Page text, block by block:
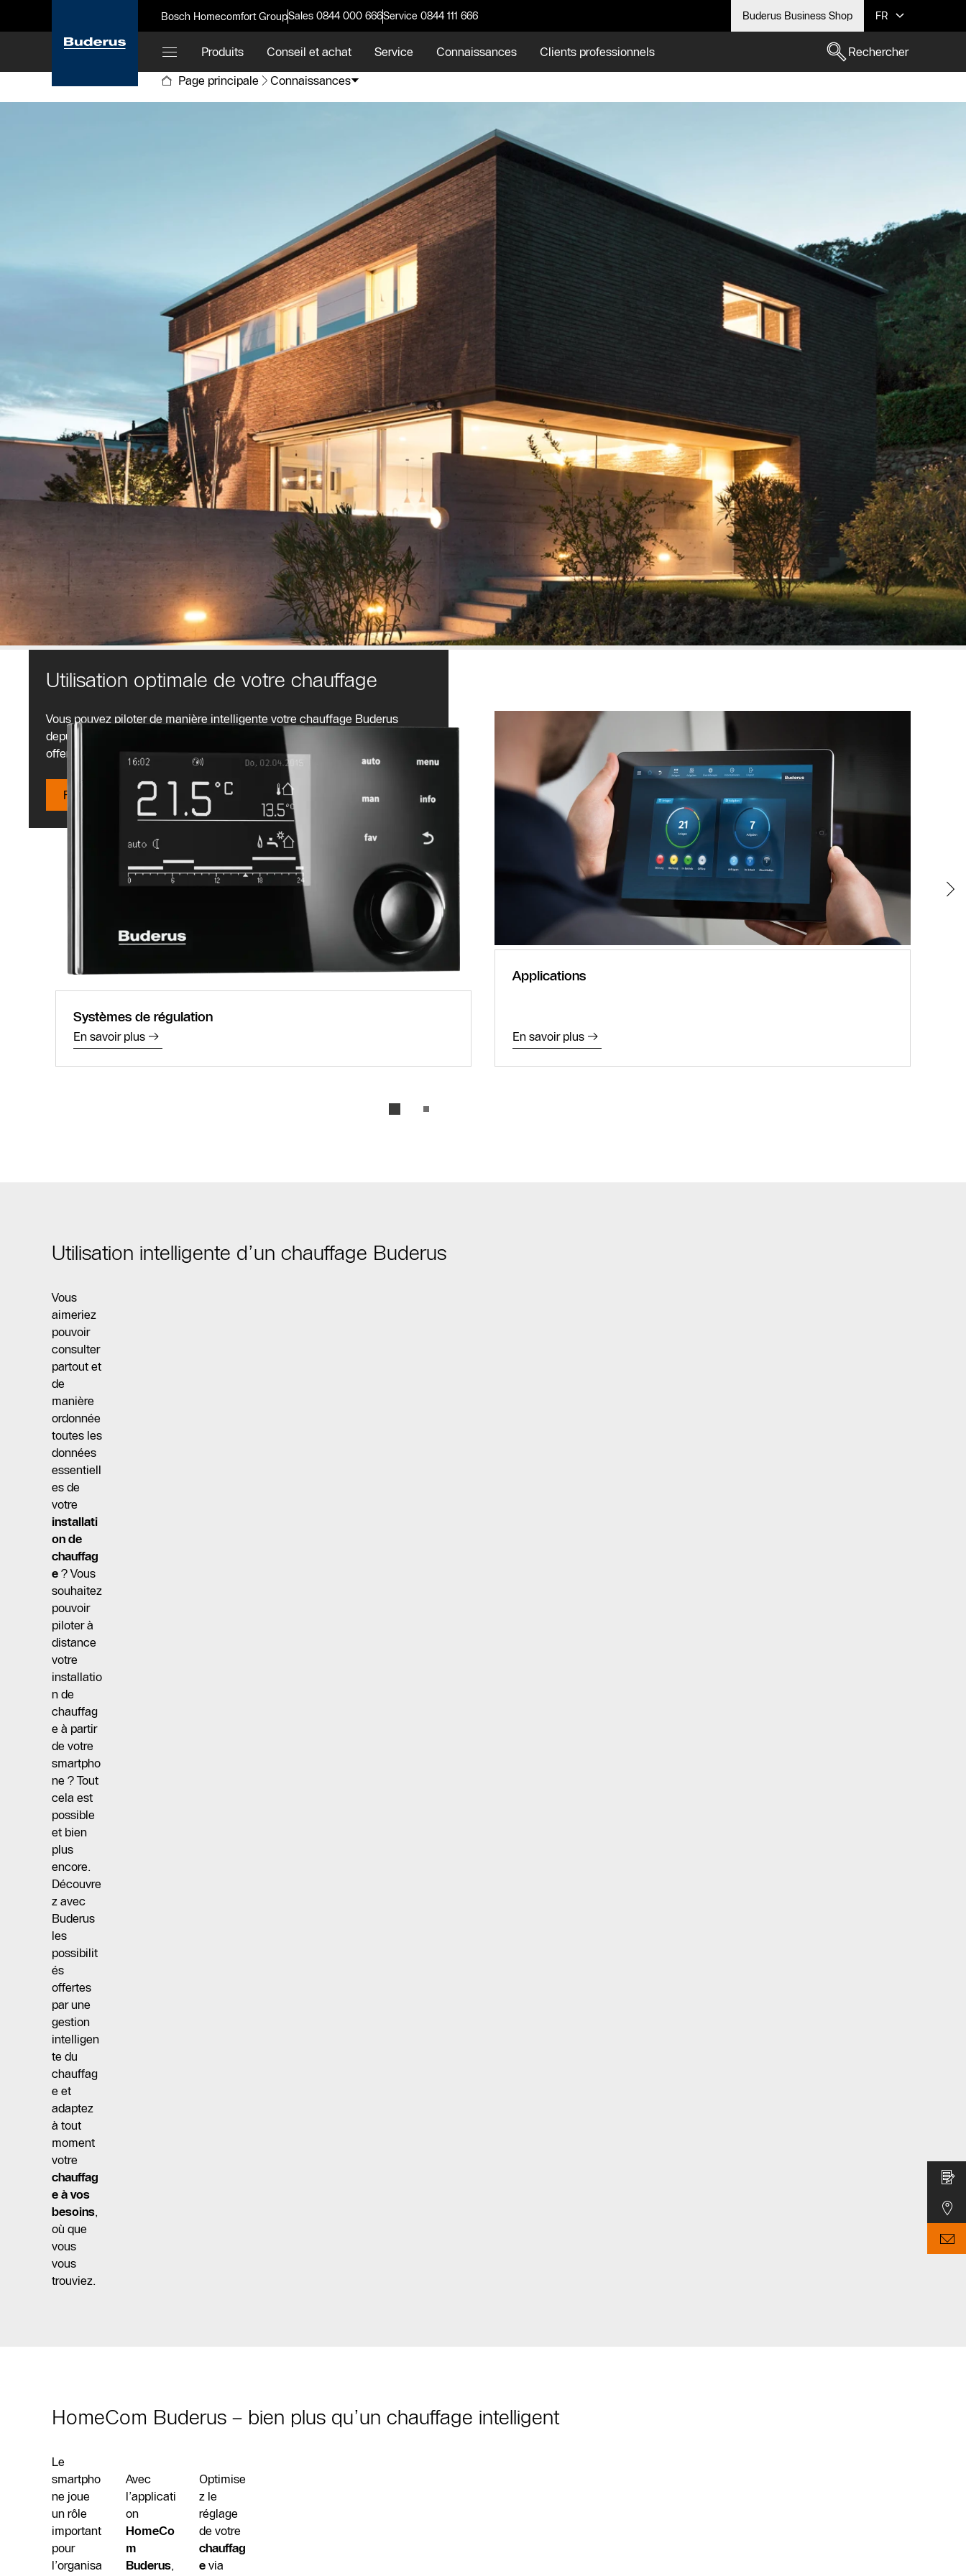
Bosch Homecomfort GroupSales 0844 000 666Service 0844 111 666 Buderus Business Shop FR
Produits Conseil et achat Service Connaissances Clients professionnels
Rechercher
Page principale
Connaissances
Utilisation optimale de votre chauffage
Vous pouvez piloter de manière intelligente votre chauffage Buderus
depuis votre périphérique mobile. Découvrez maintenant les possibilités
offertes par un chauffage connecté et apprenez-en plus à ce sujet !
Formulaire de contact Buderus Suisse
Systèmes de régulation
En savoir plus
Applications
En savoir plus
Utilisation intelligente d’un chauffage Buderus
Vous
aimeriez
pouvoir
consulter
partout et
de
manière
ordonnée
toutes les
données
essentiell
es de
votre
installati
on de
chauffag
e ? Vous
souhaitez
pouvoir
piloter à
distance
votre
installatio
n de
chauffag
e à partir
de votre
smartpho
ne ? Tout
cela est
possible
et bien
plus
encore.
Découvre
z avec
Buderus
les
possibilit
és
offertes
par une
gestion
intelligen
te du
chauffag
e et
adaptez
à tout
moment
votre
chauffag
e à vos
besoins,
où que
vous
vous
trouviez.
HomeCom Buderus – bien plus qu’un chauffage intelligent
Le
smartpho
ne joue
un rôle
important
pour
l’organisa
Avec
l’applicati
on
HomeCo
m
Buderus,
Optimise
z le
réglage
de votre
chauffag
e via